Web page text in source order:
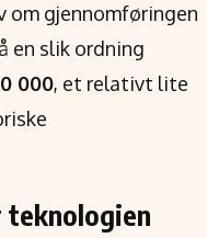
om gjennomføringen
en slik ordning
000, et relativt lite